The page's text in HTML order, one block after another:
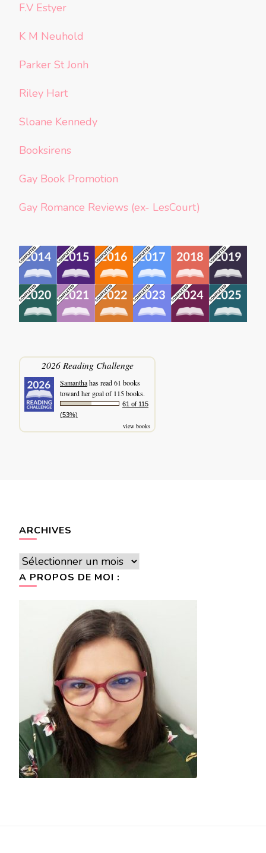
F.V Estyer
K M Neuhold
Parker St Jonh
Riley Hart
Sloane Kennedy
Booksirens
Gay Book Promotion
Gay Romance Reviews (ex- LesCourt)
2026 Reading Challenge
Samanthahas read 61 books
toward her goal of 115 books.
61 of 115
(53%)
view books
ARCHIVES
Archives
A PROPOS DE MOI :